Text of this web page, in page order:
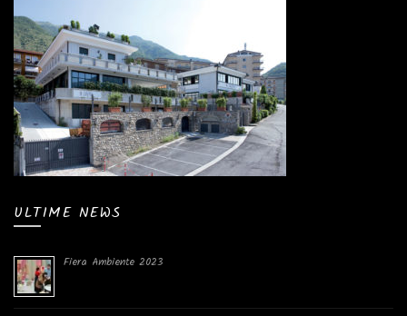
ULTIME NEWS
Fiera Ambiente 2023